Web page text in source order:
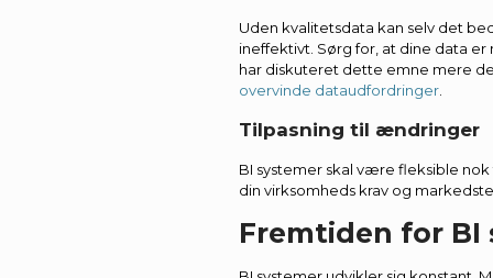
Uden kvalitetsdata kan selv det
ineffektivt. Sørg for, at dine data
har diskuteret dette emne mere
overvinde dataudfordringer
Tilpasning til ændringer
BI systemer skal være fleksible
din virksomheds krav og
Fremtiden for BI